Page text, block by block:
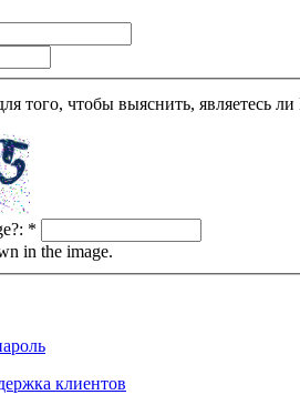
являетесь ли Вы человеком или представляете из себя робота
*
in the image.
клиентов